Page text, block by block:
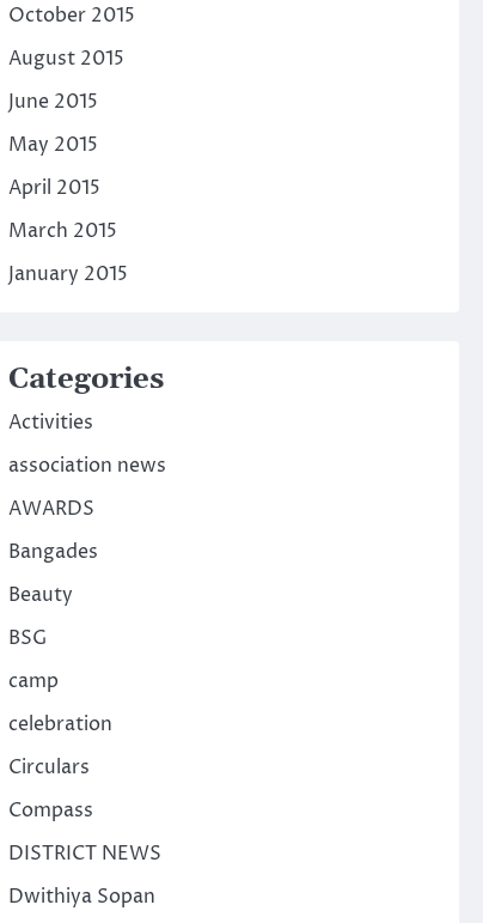
October 2015
August 2015
June 2015
May 2015
April 2015
March 2015
January 2015
Categories
Activities
association news
AWARDS
Bangades
Beauty
BSG
camp
celebration
Circulars
Compass
DISTRICT NEWS
Dwithiya Sopan